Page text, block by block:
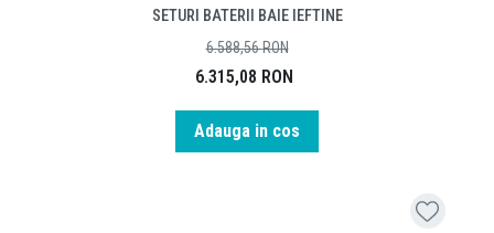
SETURI BATERII BAIE IEFTINE
6.315,08 RON
6.588,56RON
Adauga in cos